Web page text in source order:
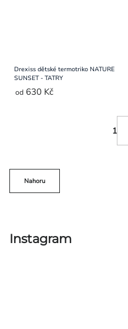
Drexiss dětské termotriko NATURE
SUNSET - TATRY
od 630 Kč
1
Nahoru
Instagram